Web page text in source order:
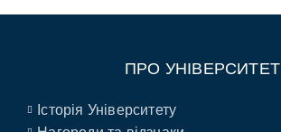
ПРО УНІВЕРСИТЕТ
Історія Університету